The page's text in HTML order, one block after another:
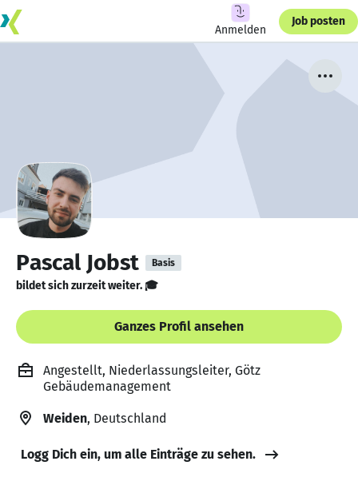
Anmelden
Job posten
Pascal Jobst Basis
bildet sich zurzeit weiter. 🎓
Ganzes Profil ansehen
Angestellt, Niederlassungsleiter, Götz
Gebäudemanagement
Weiden, Deutschland
Logg Dich ein, um alle Einträge zu sehen.